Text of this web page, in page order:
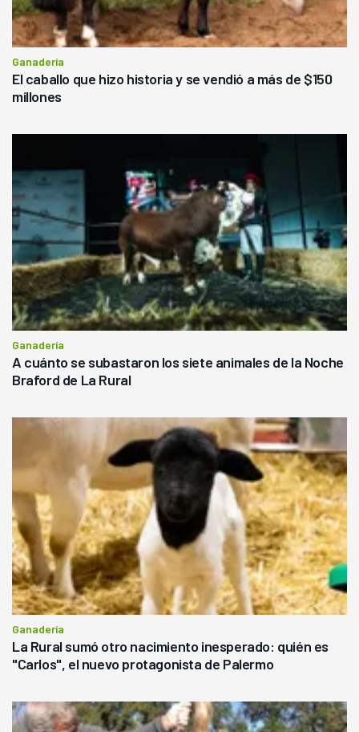
Ganadería
El caballo que hizo historia y se vendió a más de $150
millones
Ganadería
A cuánto se subastaron los siete animales de la Noche
Braford de La Rural
Ganadería
La Rural sumó otro nacimiento inesperado: quién es
"Carlos", el nuevo protagonista de Palermo